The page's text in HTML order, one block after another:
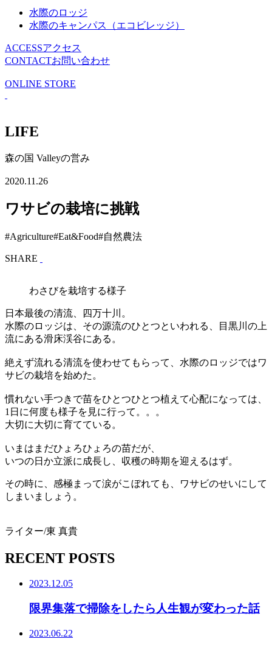
水際のロッジ
水際のキャンパス（エコビレッジ）
ACCESSアクセス
CONTACTお問い合わせ
ONLINE STORE
LIFE
森の国 Valleyの営み
2020.11.26
ワサビの栽培に挑戦
#Agriculture#Eat&Food#自然農法
SHARE
わさびを栽培する様子
日本最後の清流、四万十川。
水際のロッジは、その源流のひとつといわれる、目黒川の上
流にある滑床渓谷にある。
絶えず流れる清流を使わせてもらって、水際のロッジではワ
サビの栽培を始めた。
慣れない手つきで苗をひとつひとつ植えて心配になっては、
1日に何度も様子を見に行って。。。
大切に大切に育てている。
いまはまだひょろひょろの苗だが、
いつの日か立派に成長し、収穫の時期を迎えるはず。
その時に、感極まって涙がこぼれても、ワサビのせいにして
しまいましょう。
ライター/東 真貴
RECENT POSTS
2023.12.05
限界集落で掃除をしたら人生観が変わった話
2023.06.22